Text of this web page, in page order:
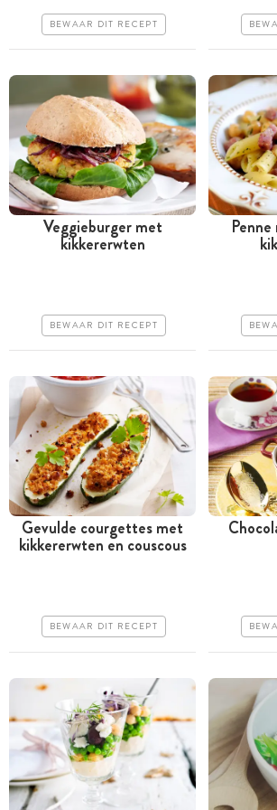
BEWAAR DIT RECEPT
Tussen 30 minuten en 1
Veggieburger met
kikkererwten
BEWAAR DIT RECEPT
Meer dan 1 uur
Erg makkelijk
Gevulde courgettes met
kikkererwten en couscous
BEWAAR DIT RECEPT Erg